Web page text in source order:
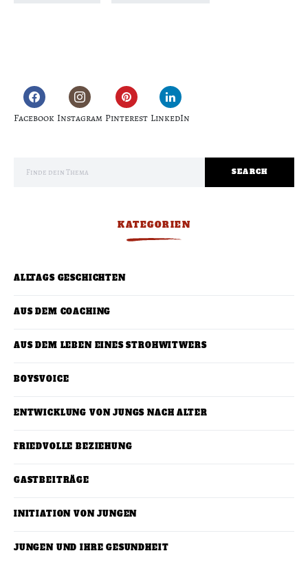
Facebook Instagram Pinterest LinkedIn
SEARCH
KATEGORIEN
ALLTAGS GESCHICHTEN
AUS DEM COACHING
AUS DEM LEBEN EINES STROHWITWERS
BOYSVOICE
ENTWICKLUNG VON JUNGS NACH ALTER
FRIEDVOLLE BEZIEHUNG
GASTBEITRÄGE
INITIATION VON JUNGEN
JUNGEN UND IHRE GESUNDHEIT